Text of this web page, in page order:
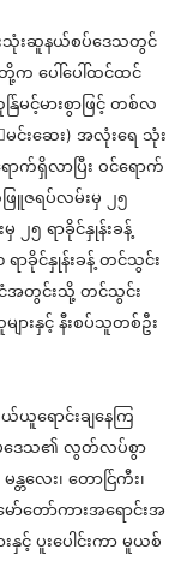
သုံးဆူနယ်စပ်ဒေသတွင
က ပေါ်ပေါ်ထင်ထင
နမငမားစွာဖြင တစ်လ
မင်းဆေး) အလုံးရေ သုံး
ာက်ရှိလာပြီး ဝင်ရောက်
ြူဇရပ်လမ်းမ ှ ၂၅
မ ှ ၂၅ ရာခိုင်နှုန်းခန
ရာခိုင်နှုန်းခန တင်သွင်း
အတွင်းသို တင်သွင်း
ျားနှင့် နီးစပ်သူတစ်ဦး
ယူရောင်းချနေကြ
ဒေသ၏ လွတ်လပ်စွာ
် မန္တလေး၊ တောငကီး၊
ော်တော်ကားအရောင်းအ
နှင့် ပူးပေါင်းကာ မူယစ်